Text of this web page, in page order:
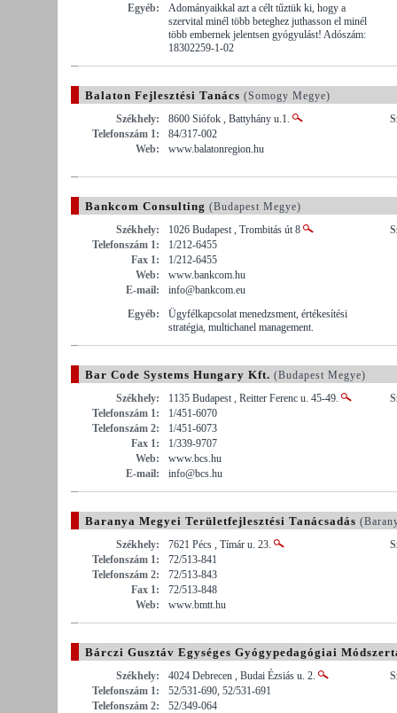
Egyéb:
Adományaikkal azt a célt tűztük ki, hogy a
szervital minél több beteghez juthasson el minél
több embernek jelentsen gyógyulást! Adószám:
18302259-1-02
Balaton Fejlesztési Tanács (Somogy Megye)
Székhely:
8600 Siófok , Battyhány u.1.
Telefonszám 1:
84/317-002
Web:
www.balatonregion.hu
Bankcom Consulting (Budapest Megye)
Székhely:
1026 Budapest , Trombitás út 8
Telefonszám 1:
1/212-6455
Fax 1:
1/212-6455
Web:
www.bankcom.hu
E-mail:
info@bankcom.eu
Egyéb:
Ügyfélkapcsolat menedzsment, értékesítési
stratégia, multichanel management.
Bar Code Systems Hungary Kft. (Budapest Megye)
Székhely:
1135 Budapest , Reitter Ferenc u. 45-49.
Telefonszám 1:
1/451-6070
Telefonszám 2:
1/451-6073
Fax 1:
1/339-9707
Web:
www.bcs.hu
E-mail:
info@bcs.hu
Baranya Megyei Területfejlesztési Tanácsadás
Székhely:
7621 Pécs , Tímár u. 23.
Telefonszám 1:
72/513-841
Telefonszám 2:
72/513-843
Fax 1:
72/513-848
Web:
www.bmtt.hu
Bárczi Gusztáv Egységes Gyógypedagógiai
Székhely:
4024 Debrecen , Budai Ézsiás u. 2.
Telefonszám 1:
52/531-690, 52/531-691
Telefonszám 2:
52/349-064